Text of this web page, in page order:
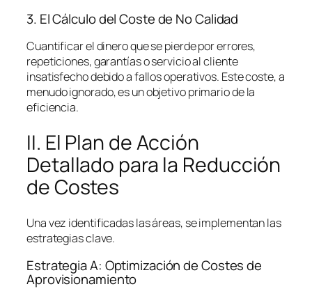
3. El Cálculo del Coste de No Calidad
Cuantificar el dinero que se pierde por errores,
repeticiones, garantías o servicio al cliente
insatisfecho debido a fallos operativos. Este coste, a
menudo ignorado, es un objetivo primario de la
eficiencia.
II. El Plan de Acción
Detallado para la Reducción
de Costes
Una vez identificadas las áreas, se implementan las
estrategias clave.
Estrategia A: Optimización de Costes de
Aprovisionamiento